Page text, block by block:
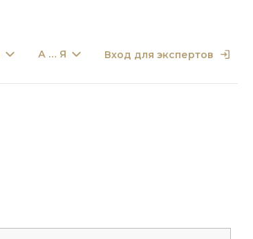
А … Я Вход для экспертов